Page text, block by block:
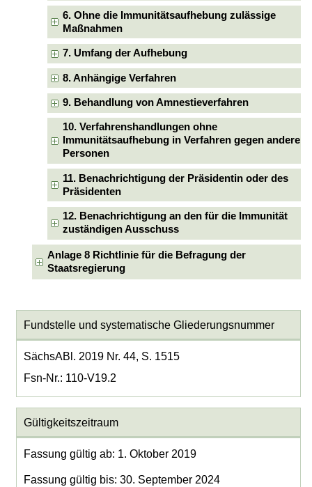
6. Ohne die Immunitätsaufhebung zulässige
Maßnahmen
7. Umfang der Aufhebung
8. Anhängige Verfahren
9. Behandlung von Amnestieverfahren
10. Verfahrenshandlungen ohne
Immunitätsaufhebung in Verfahren gegen andere
Personen
11. Benachrichtigung der Präsidentin oder des
Präsidenten
12. Benachrichtigung an den für die Immunität
zuständigen Ausschuss
Anlage 8 Richtlinie für die Befragung der
Staatsregierung
Fundstelle und systematische Gliederungsnummer
SächsABl. 2019 Nr. 44, S. 1515
Fsn-Nr.: 110-V19.2
Gültigkeitszeitraum
Fassung gültig ab: 1. Oktober 2019
Fassung gültig bis: 30. September 2024